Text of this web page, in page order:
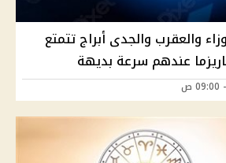
والعقرب والجدى أبراج تتمتع
عندهم سرعة بديهة